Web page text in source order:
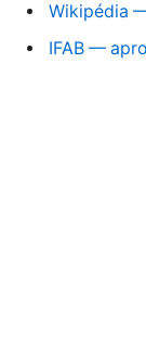
Wikipédia
IFAB —